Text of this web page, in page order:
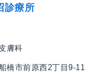
診療所
膚科
橋市前原西2丁目9-11